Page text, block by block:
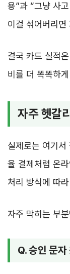
용”과 “그냥 사
이걸 섞어버리면
결국 카드 실적
비를 더 똑똑하
자주 헷갈
실제로는 여기서
율 결제처럼 온
처리 방식에 따
자주 막히는 부
Q. 승인 문